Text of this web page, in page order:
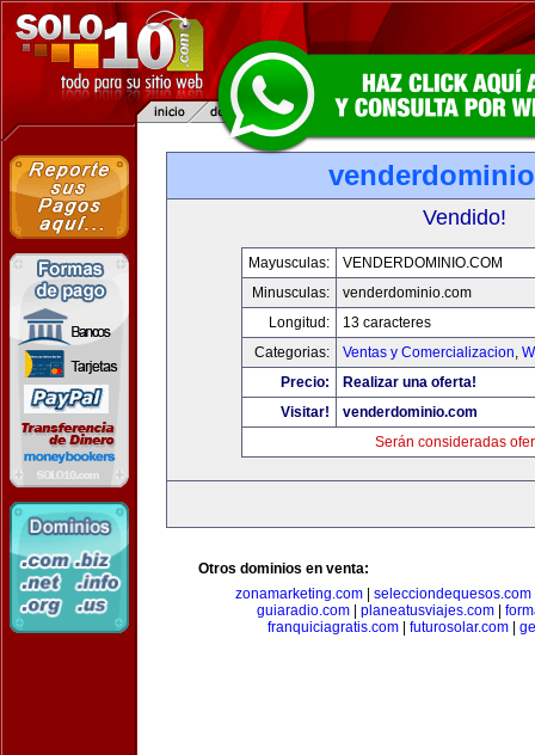
Vendido!
Mayusculas:
VENDERDOMINIO.COM
Minusculas:
venderdominio.com
Longitud:
13 caracteres
Categorias:
Ventas y Comercializacion,
Precio:
Realizar una oferta!
Visitar!
venderdominio.com
Serán consideradas
Otros dominios en venta:
zonamarketing.com| selecciondequesos.com
guiaradio.com
planeatusviajes.com
franquiciagratis.com
futurosolar.com